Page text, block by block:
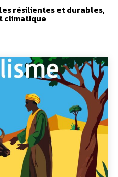
résilientes et durables,
climatique